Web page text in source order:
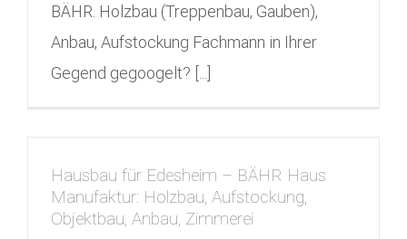
BÄHR. Holzbau (Treppenbau, Gauben),
Anbau, Aufstockung Fachmann in Ihrer
Gegend gegoogelt? [...]
Hausbau für Edesheim – BÄHR Haus
Manufaktur: Holzbau, Aufstockung,
Objektbau, Anbau, Zimmerei